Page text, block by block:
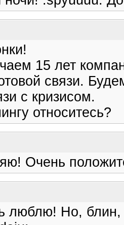
15 лет
связи.
с кризисом.
относитесь?
Очень
люблю! Но,